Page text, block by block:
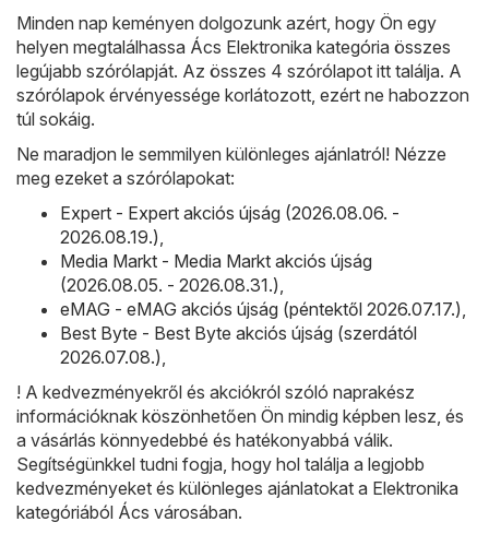
Minden nap keményen dolgozunk azért, hogy Ön egy
helyen megtalálhassa Ács Elektronika kategória összes
legújabb szórólapját. Az összes 4 szórólapot itt találja. A
szórólapok érvényessége korlátozott, ezért ne habozzon
túl sokáig.
Ne maradjon le semmilyen különleges ajánlatról! Nézze
meg ezeket a szórólapokat:
Expert - Expert akciós újság (2026.08.06. -
2026.08.19.)
Media Markt - Media Markt akciós újság
(2026.08.05. - 2026.08.31.)
eMAG - eMAG akciós újság (péntektől 2026.07.17.)
Best Byte - Best Byte akciós újság (szerdától
2026.07.08.)
! A kedvezményekről és akciókról szóló naprakész
információknak köszönhetően Ön mindig képben lesz, és
a vásárlás könnyedebbé és hatékonyabbá válik.
Segítségünkkel tudni fogja, hogy hol találja a legjobb
kedvezményeket és különleges ajánlatokat a Elektronika
kategóriából Ács városában.